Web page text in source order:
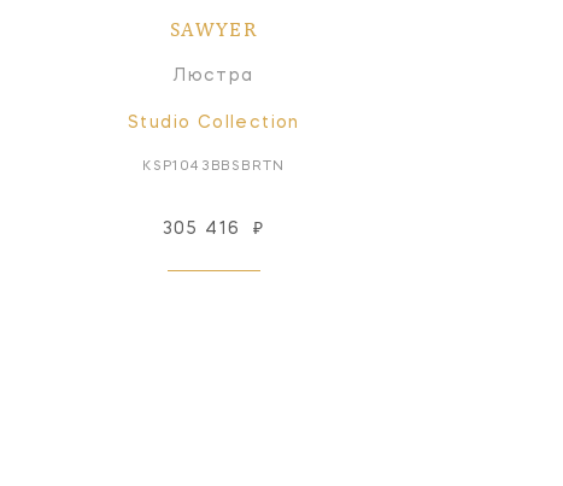
SAWYER
Люстра
Studio Collection
KSP1043BBSBRTN
305 416 ₽